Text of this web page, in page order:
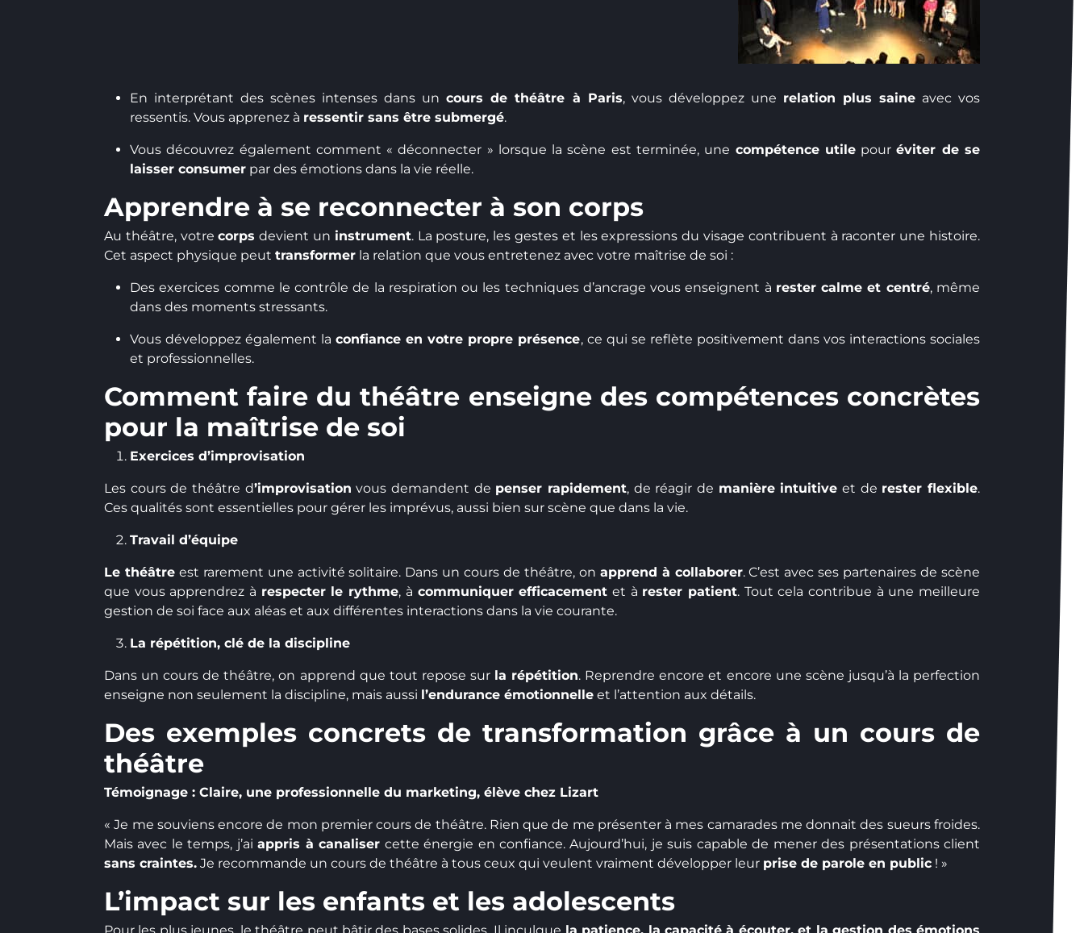
En interprétant des scènes intenses dans uncours de théâtre à Paris, vous développez une relation plus saineavec vos
ressentis. Vous apprenez à ressentir sans être submergé.
Vous découvrez également comment « déconnecter » lorsque la scène est terminée, une compétence utilepouréviter de se
laisser consumer par des émotions dans la vie réelle.
Apprendre à se reconnecter à son corps
Au théâtre, votrecorps devient un instrument. La posture, les gestes et les expressions du visage contribuent à raconter une histoire.
Cet aspect physique peut transformer la relation que vous entretenez avec votre maîtrise de soi :
Des exercices comme le contrôle de la respiration ou les techniques d’ancrage vous enseignent à rester calme et centré, même
dans des moments stressants.
Vous développez également laconfiance en votre propre présence, ce qui se reflète positivement dans vos interactions sociales
et professionnelles.
Comment faire du théâtre enseigne des compétences concrètes
pour la maîtrise de soi
Exercices d’improvisation
Les cours de théâtre d’improvisation vous demandent de penser rapidement, de réagir de manière intuitive et de rester flexible.
Ces qualités sont essentielles pour gérer les imprévus, aussi bien sur scène que dans la vie.
Travail d’équipe
Le théâtreest rarement une activité solitaire. Dans un cours de théâtre, on apprend à collaborer. C’est avec ses partenaires de scène
que vous apprendrez à respecter le rythme, à communiquer efficacement et à rester patient. Tout cela contribue à une meilleure
gestion de soi face aux aléas et aux différentes interactions dans la vie courante.
La répétition, clé de la discipline
Dans un cours de théâtre, on apprend que tout repose sur la répétition. Reprendre encore et encore une scène jusqu’à la perfection
enseigne non seulement la discipline, mais aussi l’endurance émotionnelle et l’attention aux détails.
Des exemples concrets de transformation grâce à un cours de
théâtre
Témoignage : Claire, une professionnelle du marketing, élève chez Lizart
« Je me souviens encore de mon premier cours de théâtre. Rien que de me présenter à mes camarades me donnait des sueurs froides.
Mais avec le temps, j’aiappris à canaliser cette énergie en confiance. Aujourd’hui, je suis capable de mener des présentations client
sans craintes. Je recommande un cours de théâtre à tous ceux qui veulent vraiment développer leur prise de parole en public ! »
L’impact sur les enfants et les adolescents
Pour les plus jeunes, le théâtre peut bâtir des bases solides. Il inculque la patience, la capacité à écouter, et la gestion des émotions